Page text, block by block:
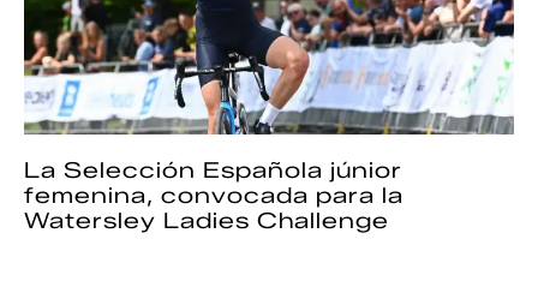
La Selección Española júnior
femenina, convocada para la
Watersley Ladies Challenge